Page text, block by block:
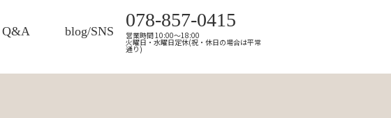
Q&A blog/SNS
078-857-0415
営業時間 10:00～18:00
火曜日・水曜日定休(祝・休日の場合は平常
通り)